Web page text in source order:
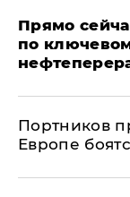
Прямо
по
Портников
Европе